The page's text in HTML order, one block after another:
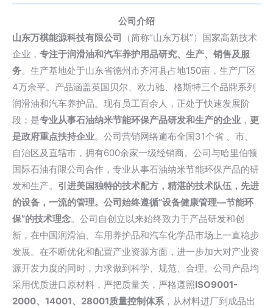
公司介绍
山东万棋能源科技有限公司 （简称“山东万棋”）国家高新技术
企业， 专注于润滑油和汽车养护用品研究、生产、销售及服
务。生产基地处于山东省德州市齐河县占地150亩，生产厂区
4万余平。产品涵盖英国贝尔、欧力驰、 格斯特三个品牌系列
润滑油和汽车养护品。现有员工百余人，正处于快速发展阶
段；是专业从事石油纳米节能环保产品研发和生产的企业 ， 更
是政府重点扶持企业。公司营销网络遍布全国31个省 、市、
自治区及直辖市，拥有600余家一级经销商。公司与哈里伯顿
国际石油有限公司合作，专业从事石油纳米节能环保产品的研
发和生产。 引进美国独特的技术配方，精湛的技术队伍，先进
的设备，一流的管理。公司始终遵循“设备健康管理—节能环
保”的技术理念。公司自创立以来始终致力于产品研发和创
新，在中国润滑油、车用养护品和汽车化学品市场上一直稳步
发展。在不断优化和配置产业资源方面，进一步加大对产业资
源开发力度的同时，力求做到科学、规范、合理。公司产品均
采用优质进口原材料，严把质量关，严格遵照ISO9001-
2000、14001、28001质量控制体系，从材料进厂到成品出